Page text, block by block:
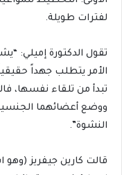
لفترات طويلة.
تقول الدكتورة إميلي:
الأمر يتطلب جهداً
تبدأ من تلقاء نفسها،
ووضع أعضائهما
النشوة”.
قالت كارين جيفريز